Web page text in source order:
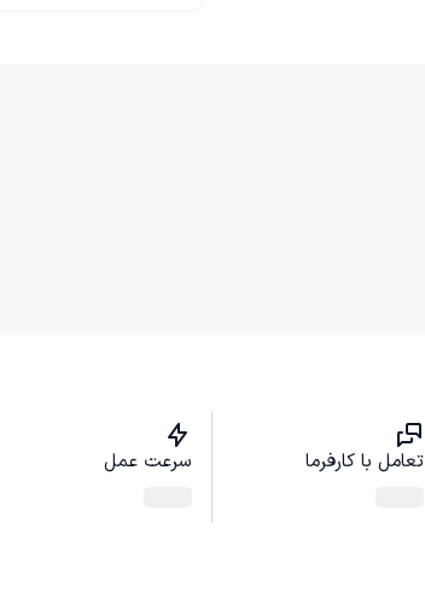
تعامل با کارفرما سرعت عمل